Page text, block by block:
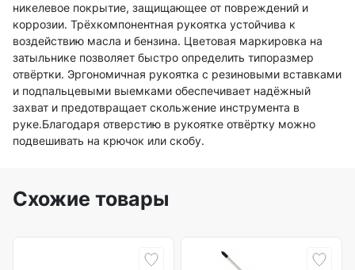
никелевое покрытие, защищающее от повреждений и
коррозии. Трёхкомпонентная рукоятка устойчива к
воздействию масла и бензина. Цветовая маркировка на
затыльнике позволяет быстро определить типоразмер
отвёртки. Эргономичная рукоятка с резиновыми вставками
и подпальцевыми выемками обеспечивает надёжный
захват и предотвращает скольжение инструмента в
руке.Благодаря отверстию в рукоятке отвёртку можно
подвешивать на крючок или скобу.
Схожие товары